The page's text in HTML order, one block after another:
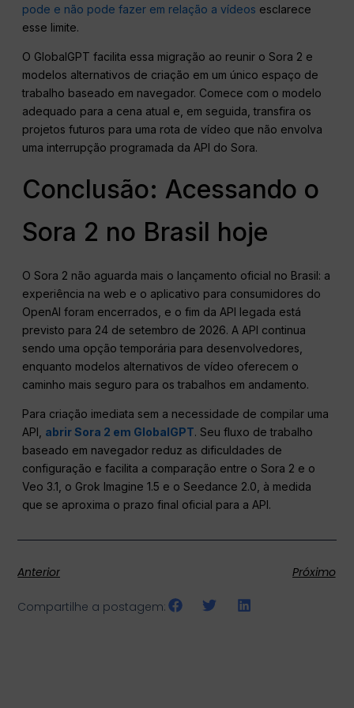
pode e não pode fazer em relação a vídeos esclarece
esse limite.
O GlobalGPT facilita essa migração ao reunir o Sora 2 e
modelos alternativos de criação em um único espaço de
trabalho baseado em navegador. Comece com o modelo
adequado para a cena atual e, em seguida, transfira os
projetos futuros para uma rota de vídeo que não envolva
uma interrupção programada da API do Sora.
Conclusão: Acessando o
Sora 2 no Brasil hoje
O Sora 2 não aguarda mais o lançamento oficial no Brasil: a
experiência na web e o aplicativo para consumidores do
OpenAI foram encerrados, e o fim da API legada está
previsto para 24 de setembro de 2026. A API continua
sendo uma opção temporária para desenvolvedores,
enquanto modelos alternativos de vídeo oferecem o
caminho mais seguro para os trabalhos em andamento.
Para criação imediata sem a necessidade de compilar uma
API, abrir Sora 2 em GlobalGPT. Seu fluxo de trabalho
baseado em navegador reduz as dificuldades de
configuração e facilita a comparação entre o Sora 2 e o
Veo 3.1, o Grok Imagine 1.5 e o Seedance 2.0, à medida
que se aproxima o prazo final oficial para a API.
Anterior Próximo
Compartilhe a postagem: